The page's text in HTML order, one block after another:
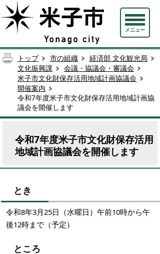
メニュー
トップ 市の組織
経済部 文化観光局
文化振興課
会議・協議会・審議会
米子市文化財保存活用地域計画協議会
開催案内
令和7年度米子市文化財保存活用地域計画協
議会を開催します
令和7年度米子市文化財保存活用
地域計画協議会を開催します
とき
令和8年3月25日（水曜日）午前10時から午
後12時まで（予定）
ところ